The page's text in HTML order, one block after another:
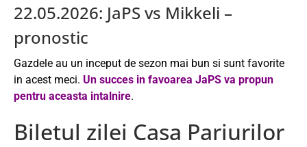
22.05.2026: JaPS vs Mikkeli –
pronostic
Gazdele au un inceput de sezon mai bun si sunt favorite
in acest meci. Un succes in favoarea JaPS va propun
pentru aceasta intalnire.
Biletul zilei Casa Pariurilor